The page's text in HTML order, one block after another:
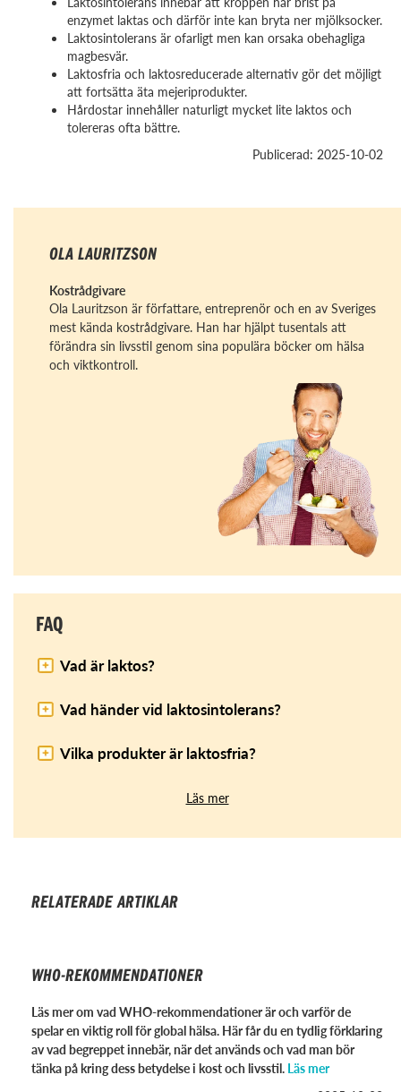
enzymet laktas och därför inte kan bryta ner mjölksocker.
Laktosintolerans är ofarligt men kan orsaka obehagliga
magbesvär.
Laktosfria och laktosreducerade alternativ gör det möjligt
att fortsätta äta mejeriprodukter.
Hårdostar innehåller naturligt mycket lite laktos och
tolereras ofta bättre.
Publicerad: 2025-10-02
OLA LAURITZSON
Kostrådgivare
Ola Lauritzson är författare, entreprenör och en av Sveriges
mest kända kostrådgivare. Han har hjälpt tusentals att
förändra sin livsstil genom sina populära böcker om hälsa
och viktkontroll.
FAQ
Vad är laktos?
Vad händer vid laktosintolerans?
Vilka produkter är laktosfria?
Läs mer
RELATERADE ARTIKLAR
WHO-REKOMMENDATIONER
Läs mer om vad WHO-rekommendationer är och varför de
spelar en viktig roll för global hälsa. Här får du en tydlig förklaring
av vad begreppet innebär, när det används och vad man bör
tänka på kring dess betydelse i kost och livsstil. Läs mer